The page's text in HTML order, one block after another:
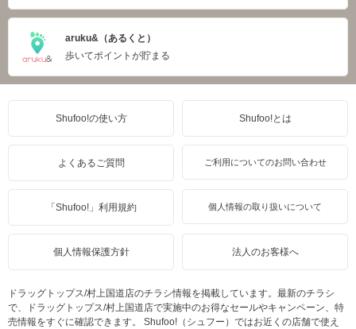
aruku&（あるくと）
歩いてポイントが貯まる
Shufoo!の使い方 Shufoo!とは
よくあるご質問 ご利用についてのお問い合わせ
「Shufoo!」利用規約 個人情報の取り扱いについて
個人情報保護方針 法人のお客様へ
ドラッグトップス/村上国道店のチラシ情報を掲載しています。最新のチラシ
で、ドラッグトップス/村上国道店で実施中のお得なセールやキャンペーン、特
売情報をすぐに確認できます。 Shufoo!（シュフー）ではお近くの店舗で使え